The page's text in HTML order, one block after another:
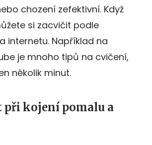
chození zefektivní. Když
si zacvičit podle
internetu. Například na
je mnoho tipů na cvičení,
několik minut.
při kojení pomalu a